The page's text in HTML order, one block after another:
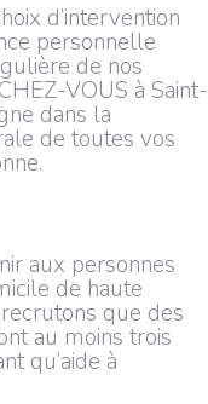
d’intervention
personnelle
de nos
VOUS à Saint-
dans la
de toutes vos
aux personnes
de haute
que des
au moins trois
qu’aide à